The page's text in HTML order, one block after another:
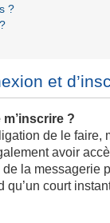
?
et
?
de le
avoir
la messagerie
qu’un court